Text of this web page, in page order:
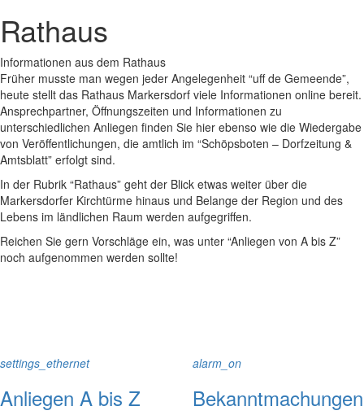
Rathaus
Informationen aus dem Rathaus
Früher musste man wegen jeder Angelegenheit “uff de Gemeende”,
heute stellt das Rathaus Markersdorf viele Informationen online bereit.
Ansprechpartner, Öffnungszeiten und Informationen zu
unterschiedlichen Anliegen finden Sie hier ebenso wie die Wiedergabe
von Veröffentlichungen, die amtlich im “Schöpsboten – Dorfzeitung &
Amtsblatt” erfolgt sind.
In der Rubrik “Rathaus” geht der Blick etwas weiter über die
Markersdorfer Kirchtürme hinaus und Belange der Region und des
Lebens im ländlichen Raum werden aufgegriffen.
Reichen Sie gern Vorschläge ein, was unter “Anliegen von A bis Z”
noch aufgenommen werden sollte!
settings_ethernet
Anliegen A bis Z
alarm_on
Bekanntmachungen